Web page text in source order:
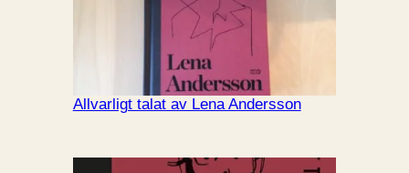
Allvarligt talat av Lena Andersson